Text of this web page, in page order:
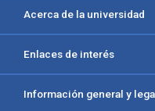
Acerca de la universidad
Enlaces de interés
Información general y